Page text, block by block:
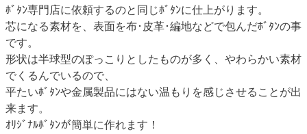
ﾎﾞﾀﾝ専門店に依頼するのと同じﾎﾞﾀﾝに仕上がります。
芯になる素材を、表面を布･皮革･編地などで包んだﾎﾞﾀﾝの事
です。
形状は半球型のぽっこりとしたものが多く、やわらかい素材
でくるんでいるので、
平たいﾎﾞﾀﾝや金属製品にはない温もりを感じさせることが出
来ます。
ｵﾘｼﾞﾅﾙﾎﾞﾀﾝが簡単に作れます！